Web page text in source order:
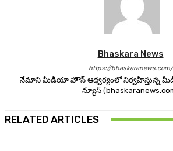
Bhaskara News
https://bhaskaranews.com/
నేమాని మీడియా హౌస్ ఆధ్వర్యంలో నిర్వహిస్తున్న
న్యూస్
RELATED ARTICLES